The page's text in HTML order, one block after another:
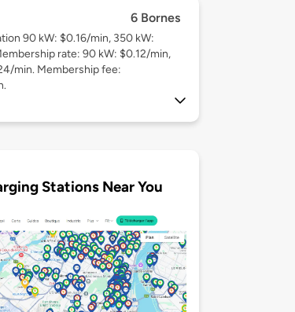
6 Bornes
90 kW: $0.16/min, 350 kW:
rate: 90 kW: $0.12/min,
min. Membership fee:
Stations Near You